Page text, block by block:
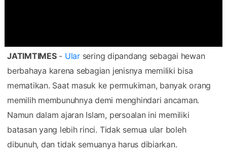
JATIMTIMES- Ular sering dipandang sebagai hewan
berbahaya karena sebagian jenisnya memiliki bisa
mematikan. Saat masuk ke permukiman, banyak orang
memilih membunuhnya demi menghindari ancaman.
Namun dalam ajaran Islam, persoalan ini memiliki
batasan yang lebih rinci. Tidak semua ular boleh
dibunuh, dan tidak semuanya harus dibiarkan.